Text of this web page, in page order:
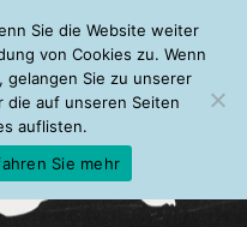
Leseempfehlungen FAQ
Sie die Website weiter
von Cookies zu. Wenn
gelangen Sie zu unserer
die auf unseren Seiten
auflisten.
Sie mehr